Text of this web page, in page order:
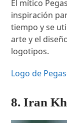
El mítico
inspiración
tiempo y se
arte y el
logotipos.
Logo de
8. Iran